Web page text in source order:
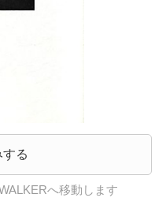
る
へ移動します